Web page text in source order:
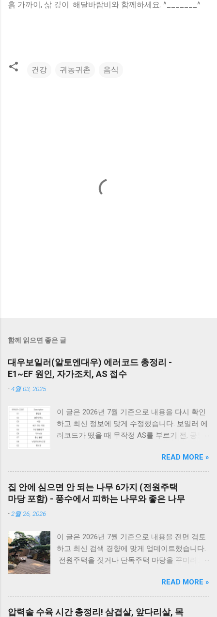
흙 가까이, 삶 깊이. 해달바람비와 함께하세요. ^_______^
건강 귀농귀촌 음식
함께 읽으면 좋은 글
대우보일러(알토엔대우) 에러코드 총정리 -
E1~EF 원인, 자가조치, AS 접수
-4월 03, 2025
이 글은 2026년 7월 기준으로 내용을 다시 확인
하고 최신 정보에 맞게 수정했습니다. 보일러 에
러코드가 떴을 때 무작정 AS를 부르기 전, 공통
밸브가 열려 있는지, 2) 전원 플러그를 뽑았다가
5분 뒤 다시 꽂아보았는지(리셋), 3) 실내 온도
조절기의 설정이 올바른지 확인해보세요. 상세
코드는 아래에서 확인할 수 있습니다. E1부터 EF
까지 모든 대우보일러(알토엔대우) 에러코드의
드 E1~EF 원인과 해결법 (AS 전 자가점검, 수리
비) 🚨 잠깐! AS 부르기 전 이것만은 확인하세
요! 에러코드 E1 - 단수나 동파를 확인하세요.
드 E2 - 가스 밸브가 잠겨있지 않나요? 가스레인
지를 켜서 가스가 공급되는지 먼저 확인하세요.
리셋의 마법 - 코드를 뽑고 5분 뒤 다시 꽂는 것
READ MORE »
집 안에 심으면 안 되는 나무 6가지 (전원주택
마당 포함) - 풍수에서 피하는 나무와 좋은 나무
- 2월 26, 2026
이 글은 2026년 7월 기준으로 내용을 전면 검토
하고 최신 검색 경향에 맞게 업데이트했습니다.
전원주택을 짓거나 단독주택 마당을 꾸미려고
다. 바로 ‘ 집 안에 심으면 안 되는 나무 ’ 입니다.
여기서 말하는 ‘집 안’은 실내 화분만을 뜻하는
게 아니라, 담장 안 마당과 집터 전체를 두고 하
READ MORE »
압력솥 수육 시간 총정리! 삼겹살, 앞다리살, 목